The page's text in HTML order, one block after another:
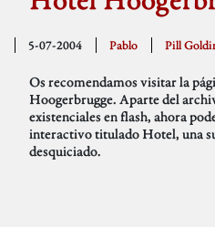
5-07-2004 Pablo Pill
Os recomendamos visitar la
Hoogerbrugge. Aparte del
existenciales en flash, ahora
interactivo titulado Hotel, una
desquiciado.